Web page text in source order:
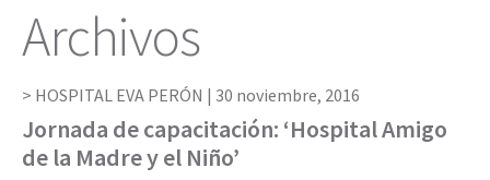
Archivos
HOSPITAL EVA PERÓN | 30 noviembre, 2016
Jornada de capacitación: ‘Hospital Amigo
de la Madre y el Niño’